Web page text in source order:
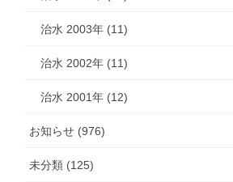
治水 2003年 (11)
治水 2002年 (11)
治水 2001年 (12)
お知らせ (976)
未分類 (125)